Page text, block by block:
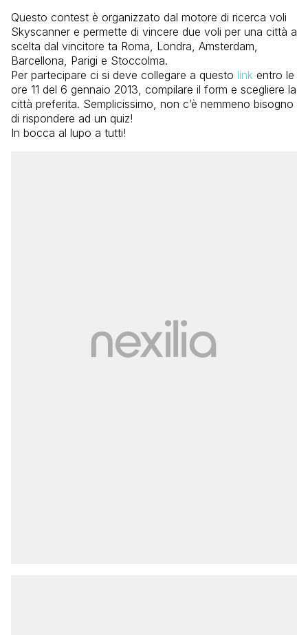
Questo contest è organizzato dal motore di ricerca voli
Skyscanner e permette di vincere due voli per una città a
scelta dal vincitore ta Roma, Londra, Amsterdam,
Barcellona, Parigi e Stoccolma.
Per partecipare ci si deve collegare a questo link entro le
ore 11 del 6 gennaio 2013, compilare il form e scegliere la
città preferita. Semplicissimo, non c’è nemmeno bisogno
di rispondere ad un quiz!
In bocca al lupo a tutti!